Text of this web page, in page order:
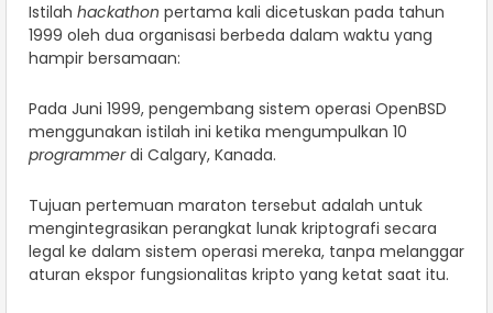
Istilah hackathon pertama kali dicetuskan pada tahun
1999 oleh dua organisasi berbeda dalam waktu yang
hampir bersamaan:
Pada Juni 1999, pengembang sistem operasi OpenBSD
menggunakan istilah ini ketika mengumpulkan 10
programmerdi Calgary, Kanada.
Tujuan pertemuan maraton tersebut adalah untuk
mengintegrasikan perangkat lunak kriptografi secara
legal ke dalam sistem operasi mereka, tanpa melanggar
aturan ekspor fungsionalitas kripto yang ketat saat itu.